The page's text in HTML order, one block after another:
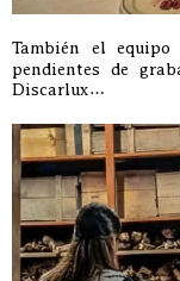
También el equipo
pendientes de
Discarlux…